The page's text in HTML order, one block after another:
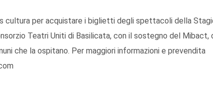
cultura per acquistare i biglietti degli spettacoli della
Teatri Uniti di Basilicata, con il sostegno del Mibact,
che la ospitano. Per maggiori informazioni e prevendita